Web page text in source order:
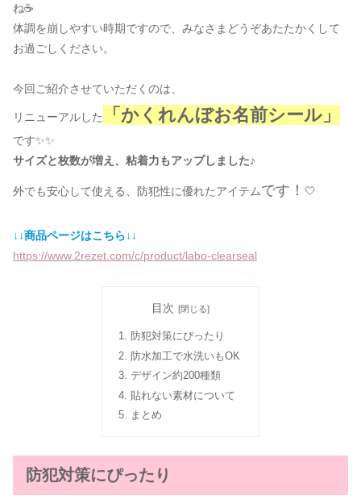
ね☕
体調を崩しやすい時期ですので、みなさまどうぞあたたかくして
お過ごしください。
今回ご紹介させていただくのは、
リニューアルした 「かくれんぼお名前シール」
です✨✨
サイズと枚数が増え、粘着力もアップしました♪
外でも安心して使える、防犯性に優れたアイテムです！ 🤍
↓↓商品ページはこちら↓↓
https://www.2rezet.com/c/product/labo-clearseal
目次
防犯対策にぴったり
防水加工で水洗いもOK
デザイン約200種類
貼れない素材について
まとめ
防犯対策にぴったり